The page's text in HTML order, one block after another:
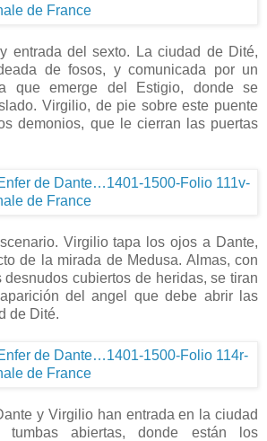
entrada del sexto. La ciudad de Dité,
de fosos, y comunicada por un
que emerge del Estigio, donde se
Virgilio, de pie sobre este puente
demonios, que le cierran las puertas
Virgilio tapa los ojos a Dante,
de la mirada de Medusa. Almas, con
cubiertos de heridas, se tiran
del angel que debe abrir las
de Dité.
y Virgilio han entrada en la ciudad
tumbas abiertas, donde están los